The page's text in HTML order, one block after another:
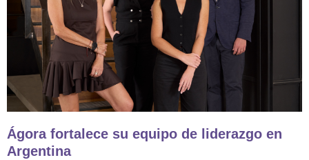
Ágora fortalece su equipo de liderazgo en
Argentina